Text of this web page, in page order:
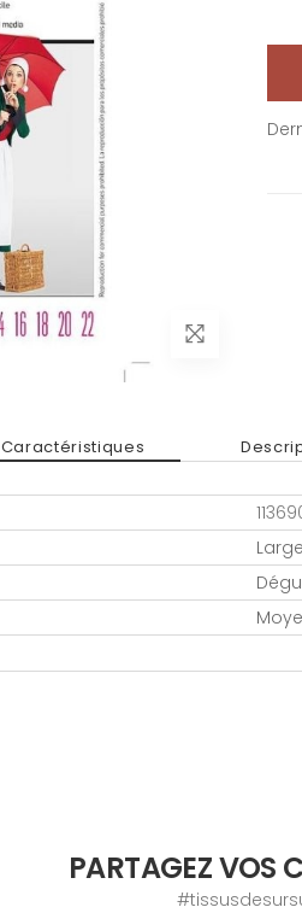
Caractéristiques
PARTAGEZ VOS